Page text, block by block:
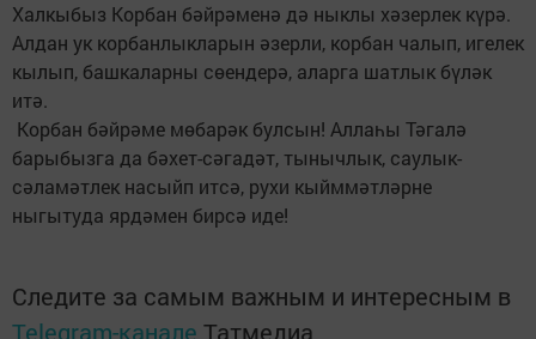
Халкыбыз Корбан бәйрәменә дә ныклы хәзерлек күрә.
Алдан ук корбанлыкларын әзерли, корбан чалып, игелек
кылып, башкаларны сөендерә, аларга шатлык бүләк
итә.
Корбан бәйрәме мөбарәк булсын! Аллаһы Тәгалә
барыбызга да бәхет-сәгадәт, тынычлык, саулык-
сәламәтлек насыйп итсә, рухи кыйммәтләрне
ныгытуда ярдәмен бирсә иде!
Следите за самым важным и интересным в
Telegram-канале Татмедиа